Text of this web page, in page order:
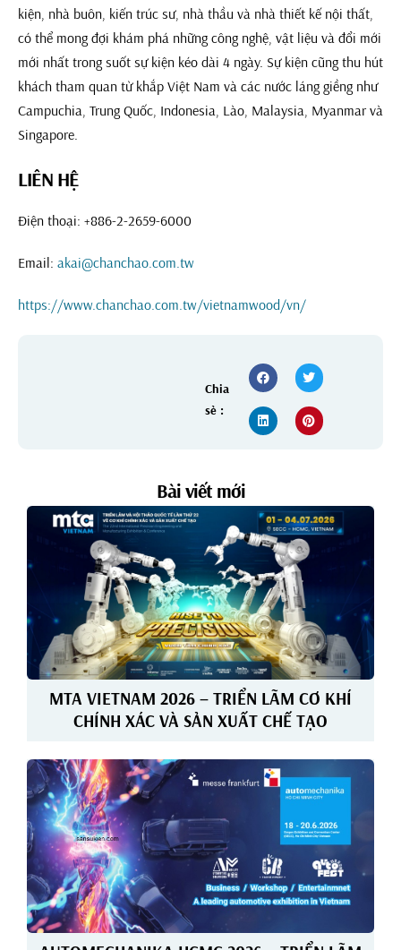
kiện, nhà buôn, kiến trúc sư, nhà thầu và nhà thiết kế nội thất,
có thể mong đợi khám phá những công nghệ, vật liệu và đổi mới
mới nhất trong suốt sự kiện kéo dài 4 ngày. Sự kiện cũng thu hút
khách tham quan từ khắp Việt Nam và các nước láng giềng như
Campuchia, Trung Quốc, Indonesia, Lào, Malaysia, Myanmar và
Singapore.
LIÊN HỆ
Điện thoại: +886-2-2659-6000
Email: akai@chanchao.com.tw
https://www.chanchao.com.tw/vietnamwood/vn/
Chia
sẻ :
Bài viết mới
MTA VIETNAM 2026 – TRIỂN LÃM CƠ KHÍ
CHÍNH XÁC VÀ SẢN XUẤT CHẾ TẠO